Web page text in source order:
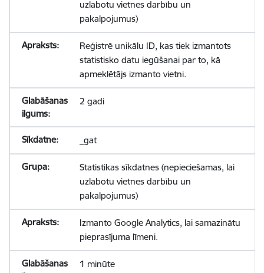
uzlabotu vietnes darbību un
pakalpojumus)
Reģistrē unikālu ID, kas tiek izmantots
statistisko datu iegūšanai par to, kā
apmeklētājs izmanto vietni.
2 gadi
_gat
Statistikas sīkdatnes (nepieciešamas, lai
uzlabotu vietnes darbību un
pakalpojumus)
Izmanto Google Analytics, lai samazinātu
pieprasījuma līmeni.
1 minūte